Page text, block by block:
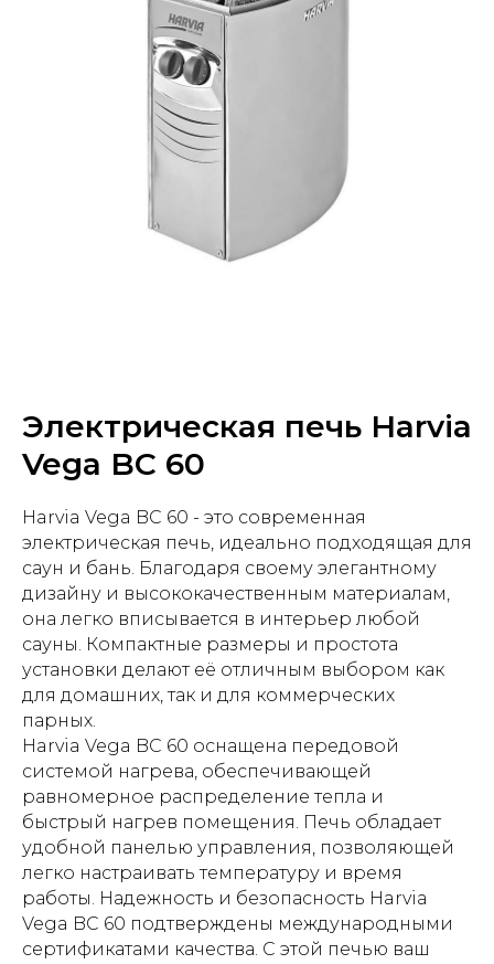
Электрическая печь Harvia
Vega BC 60
Harvia Vega BC 60 - это современная
электрическая печь, идеально подходящая для
саун и бань. Благодаря своему элегантному
дизайну и высококачественным материалам,
она легко вписывается в интерьер любой
сауны. Компактные размеры и простота
установки делают её отличным выбором как
для домашних, так и для коммерческих
парных.
Harvia Vega BC 60 оснащена передовой
системой нагрева, обеспечивающей
равномерное распределение тепла и
быстрый нагрев помещения. Печь обладает
удобной панелью управления, позволяющей
легко настраивать температуру и время
работы. Надежность и безопасность Harvia
Vega BC 60 подтверждены международными
сертификатами качества. С этой печью ваш